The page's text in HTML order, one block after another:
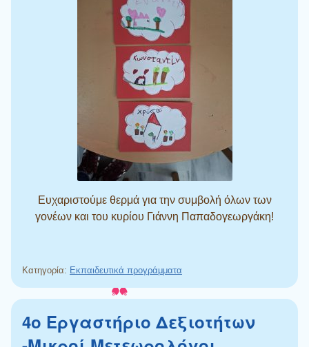
Ευχαριστούμε θερμά για την συμβολή όλων των
γονέων και του κυρίου Γιάννη Παπαδογεωργάκη!
Κατηγορία: Εκπαιδευτικά προγράμματα
4ο Εργαστήριο Δεξιοτήτων